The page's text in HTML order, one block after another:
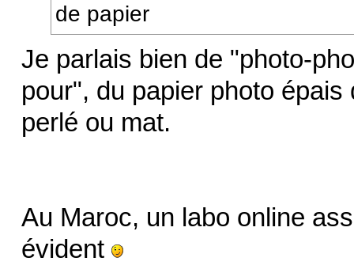
de papier
Je parlais bien de "photo-
pour", du papier photo
perlé ou mat.
Au Maroc, un labo online
évident